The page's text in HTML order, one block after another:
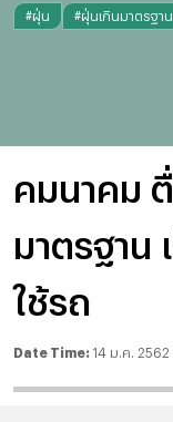
#ฝุ่น #ฝุ่นเกินมาตรฐาน
คมนาคม
มาตรฐาน
ใช้รถ
Date Time: 14 ม.ค. 2562